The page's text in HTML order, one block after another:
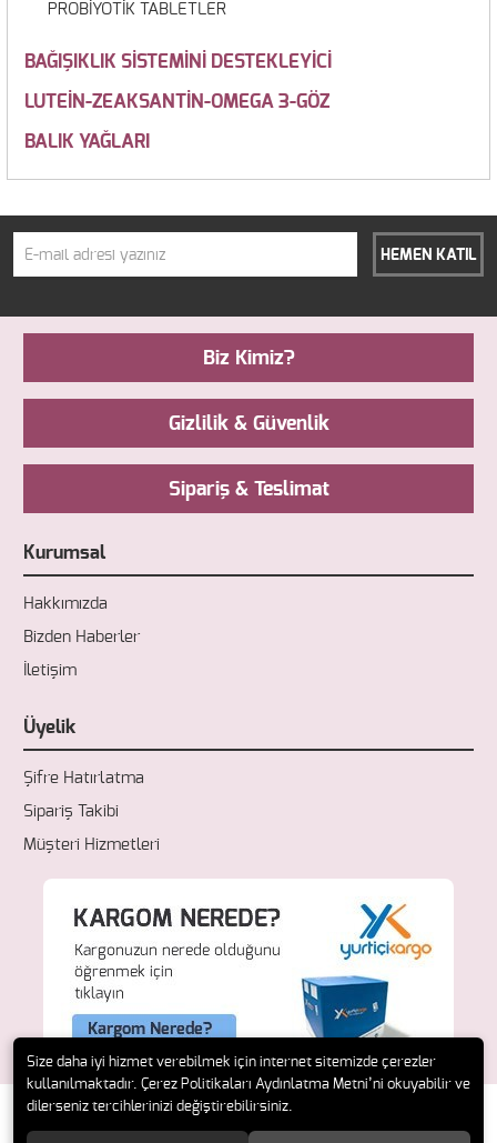
PROBİYOTİK TABLETLER
BAĞIŞIKLIK SİSTEMİNİ DESTEKLEYİCİ
LUTEİN-ZEAKSANTİN-OMEGA 3-GÖZ
BALIK YAĞLARI
HEMEN KATIL
Biz Kimiz?
Gizlilik & Güvenlik
Sipariş & Teslimat
Kurumsal
Hakkımızda
Bizden Haberler
İletişim
Üyelik
Şifre Hatırlatma
Sipariş Takibi
Müşteri Hizmetleri
Size daha iyi hizmet verebilmek için internet sitemizde çerezler
kullanılmaktadır. Çerez Politikaları Aydınlatma Metni’ni okuyabilir ve
dilerseniz tercihlerinizi değiştirebilirsiniz.